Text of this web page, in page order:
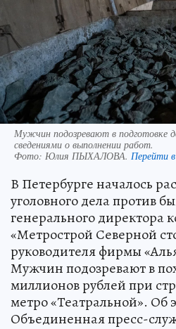
Мужчин подозревают в подготовке
сведениями о выполнении работ.
Фото: Юлия ПЫХАЛОВА. Перейти
В Петербурге началось
уголовного дела против
генерального директора
«Метрострой Северной
руководителя фирмы
Мужчин подозревают в
миллионов рублей при
метро «Театральной». Об
Объединенная пресс-